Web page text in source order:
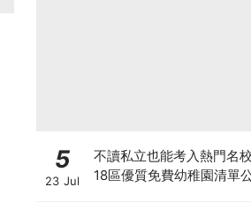
5
23 Jul
不讀私立也能考入熱門名
18區優質免費幼稚園清單